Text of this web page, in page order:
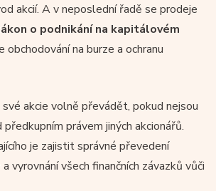
akcií. A v neposlední řadě se prodeje
o podnikání na kapitálovém
obchodování na burze a ochranu
akcie volně převádět, pokud nejsou
právem jiných akcionářů.
je zajistit správné převedení
vyrovnání všech finančních závazků vůči